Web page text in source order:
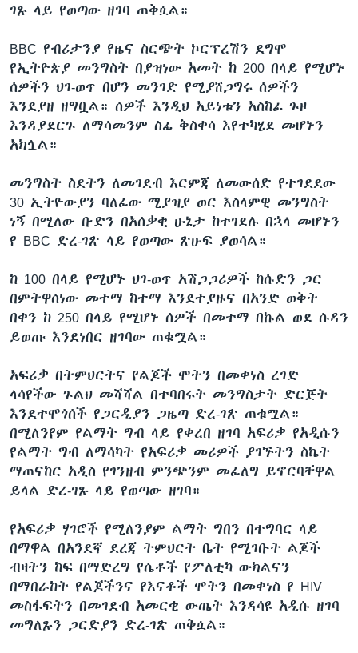
ገጹ ላይ የወጣው ዘገባ ጠቅሷል።
BBC የብሪታንያ የዜና ስርጭት ኮርፕረሽን ደግሞ
የኢትዮጵያ መንግስት በያዝነው አመት ከ 200 በላይ የሚሆኑ
ሰዎችን ህገ-ወጥ በሆን መንገድ የሚያሸጋግሩ ሰዎችን
እንደያዘ ዘግቧል። ሰዎች እንዲህ አይነቱን አስከፊ ጉዞ
እንዳያደርጉ ለማሳመንም ስፊ ቅስቀሳ እየተካሄደ መሆኑን
አክሏል።
መንግስት ስደትን ለመገደብ እርምጃ ለመውሰድ የተገደደው
30 ኢትዮውያን ባለፈው ሚያዝያ ወር እስላምዊ መንግስት
ነኝ በሚለው ቡድን በአሰቃቂ ሁኔታ ከተገደሉ በኋላ መሆኑን
የ BBC ድረ-ገጽ ላይ የወጣው ጽሁፍ ያወሳል።
ከ 100 በላይ የሚሆኑ ህገ-ወጥ አሽጋጋሪዎች ከሱድን ጋር
በምትዋሰነው መተማ ከተማ እንደተያዙና በአንድ ወቅት
በቀን ከ 250 በላይ የሚሆኑ ሰዎች በመተማ በኩል ወደ ሱዳን
ይወጡ እንደነበር ዘገባው ጠቁሟል።
አፍሪቃ በትምህርትና የልጆች ሞትን በመቀነስ ረገድ
ላሳየችው ጉልህ መሻሻል በተባበሩት መንግስታት ድርጅት
እንደተሞጎሰች የጋርዲያን ጋዜጣ ድረ-ገጽ ጠቁሟል።
በሚለንየም የልማት ግብ ላይ የቀረበ ዘገባ አፍሪቃ የአዲሱን
የልማት ግብ ለማሳካት የአፍሪቃ መሪዎች ያገኙትን ስኬት
ማጠናከር አዲስ የገንዘብ ምንጭንም መፈለግ ይኖርባቸዋል
ይላል ድረ-ገጹ ላይ የወጣው ዘገባ።
የአፍሪቃ ሃገሮች የሚለንያም ልማት ግበን በተግባር ላይ
በማዋል በአንደኛ ደረጃ ትምህርት ቤት የሚገቡት ልጆች
ብዛትን ከፍ በማድረግ የሴቶች የፖለቲካ ውክልናን
በማበራከት የልጆችንና የእናቶች ሞትን በመቀነስ የ HIV
መስፋፍትን በመገደብ አመርቂ ውጤት እንዳሳዩ አዲሱ ዘገባ
መግለጹን ጋርድያን ድረ-ገጽ ጠቅሷል።